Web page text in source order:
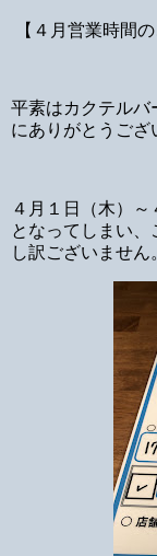
【４月営業時間の
平素はカクテルバ
にありがとうござ
４月１日（木）
となってしまい
し訳ございません